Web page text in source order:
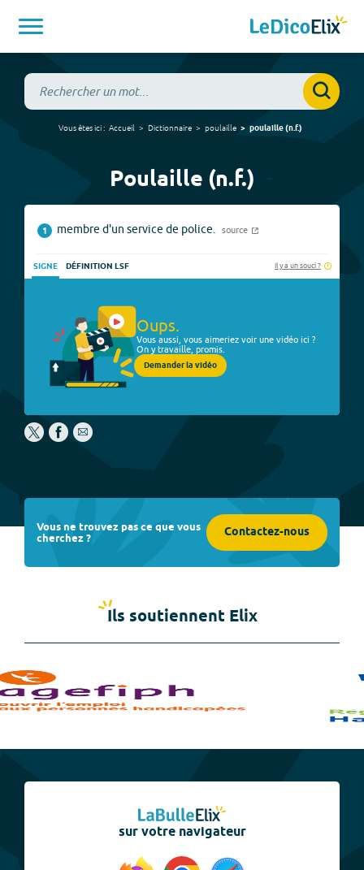
Vous êtes ici : Accueil Dictionnaire poulaille poulaille(n.f.)
Poulaille (n.f.)
1 membre d'un service de police. source
SIGNE DÉFINITION LSF Il y a un souci ?
Oups.
Vous aussi, vous aimeriez voir une vidéo ici ?
On y travaille, promis.
Demander la vidéo
Vous ne trouvez pas ce que vous
cherchez ? Contactez-nous
Ils soutiennent Elix
sur votre navigateur